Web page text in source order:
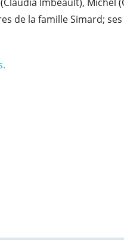
de la famille Simard;